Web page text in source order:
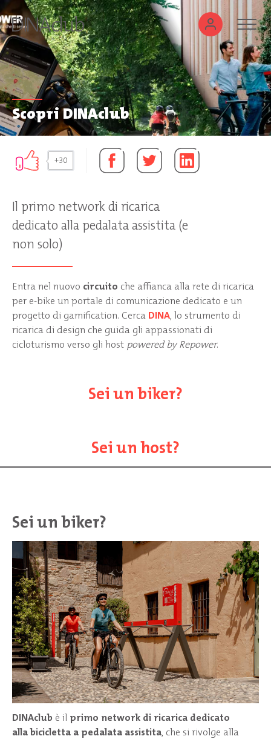
Scopri DINAclub
+30
Il primo network di ricarica
dedicato alla pedalata assistita (e
non solo)
Entra nel nuovo circuito che affianca alla rete di ricarica
per e-bike un portale di comunicazione dedicato e un
progetto di gamification. Cerca DINA, lo strumento di
ricarica di design che guida gli appassionati di
cicloturismo verso gli host powered by Repower.
Sei un biker?
Sei un host?
Sei un biker?
DINAclub è il primo network di ricarica dedicato
allabicicletta a pedalata assistita, che si rivolge alla